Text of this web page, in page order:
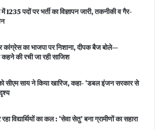
1235 पदों पर भर्ती का विज्ञापन जारी, तकनीकी व गैर-
कांग्रेस का भाजपा पर निशाना, दीपक बैज बोले—
कहने की रची जा रही साजिश
सीएम साय ने किया खारिज, कहा- ‘डबल इंजन सरकार से
विद्यार्थियों का कल : ‘सेवा सेतु’ बना ग्रामीणों का सहारा